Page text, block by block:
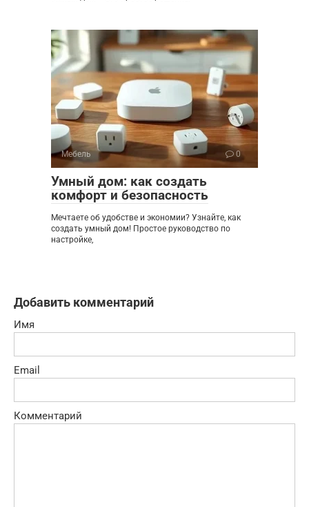
Мебель 0
Умный дом: как создать
комфорт и безопасность
Мечтаете об удобстве и экономии? Узнайте, как
создать умный дом! Простое руководство по
настройке,
Добавить комментарий
Имя
Email
Комментарий